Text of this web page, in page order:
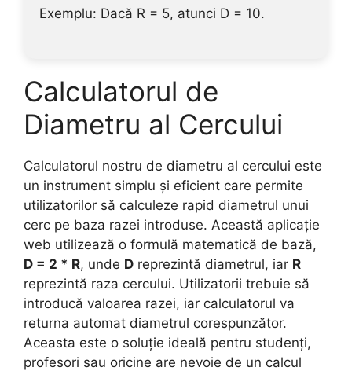
Exemplu: Dacă R = 5, atunci D = 10.
Calculatorul de
Diametru al Cercului
Calculatorul nostru de diametru al cercului este
un instrument simplu și eficient care permite
utilizatorilor să calculeze rapid diametrul unui
cerc pe baza razei introduse. Această aplicație
web utilizează o formulă matematică de bază,
D = 2 * R, unde D reprezintă diametrul, iar R
reprezintă raza cercului. Utilizatorii trebuie să
introducă valoarea razei, iar calculatorul va
returna automat diametrul corespunzător.
Aceasta este o soluție ideală pentru studenți,
profesori sau oricine are nevoie de un calcul